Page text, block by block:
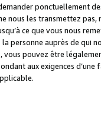
ponctuellement
nous les transmettez
ce que vous nous
la personne auprès de qui
vous pouvez être
aux exigences